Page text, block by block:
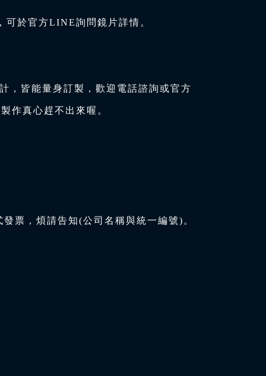
可於官方LINE詢問鏡片詳情。
，皆能量身訂製，歡迎電話諮詢或官方
作真心趕不出來喔。
票，煩請告知(公司名稱與統一編號)。